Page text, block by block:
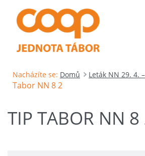
Nacházíte se: Domů Leták NN 29. 4.
Tabor NN 8 2
TIP TABOR NN 8